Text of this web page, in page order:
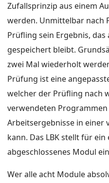
Zufallsprinzip aus einem
werden. Unmittelbar nach
Prüfling sein Ergebnis,
gespeichert bleibt.
zwei Mal wiederholt
Prüfung ist eine
welcher der Prüfling nach
verwendeten
Arbeitsergebnisse in einer
kann. Das LBK stellt für
abgeschlossenes Modul
Wer alle acht Module